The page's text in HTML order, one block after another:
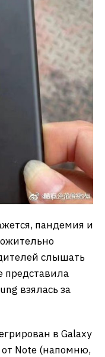
пандемия и
слышать
представила
взялась за
в Galaxy
от Note (напомню,